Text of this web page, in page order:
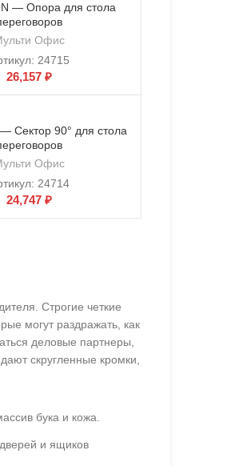
— Опора для стола
Офис
24715
26,157₽
Сектор 90° для стола
Офис
24714
24,747₽
Строгие четкие
могут раздражать, как
деловые партнеры,
скругленные кромки,
бука и кожа.
и ящиков